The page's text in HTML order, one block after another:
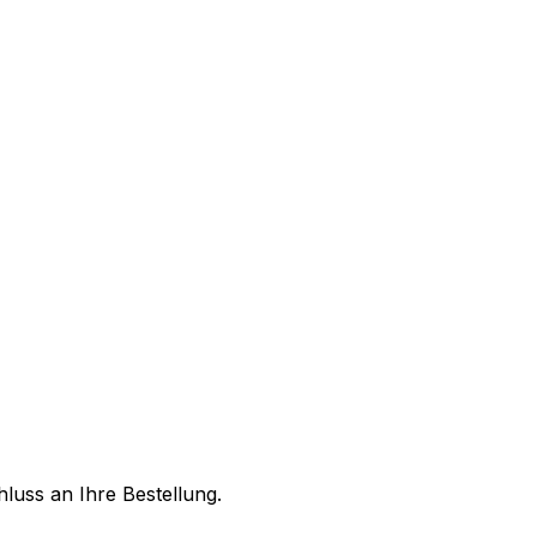
an Ihre Bestellung.